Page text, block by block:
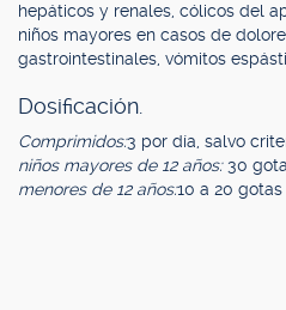
hepáticos y renales, cólicos del
niños mayores en casos de
gastrointestinales, vómitos
Dosificación.
Comprimidos:3 por día, salvo
niños mayores de 12 años:30
menores de 12 años:10 a 20 gotas